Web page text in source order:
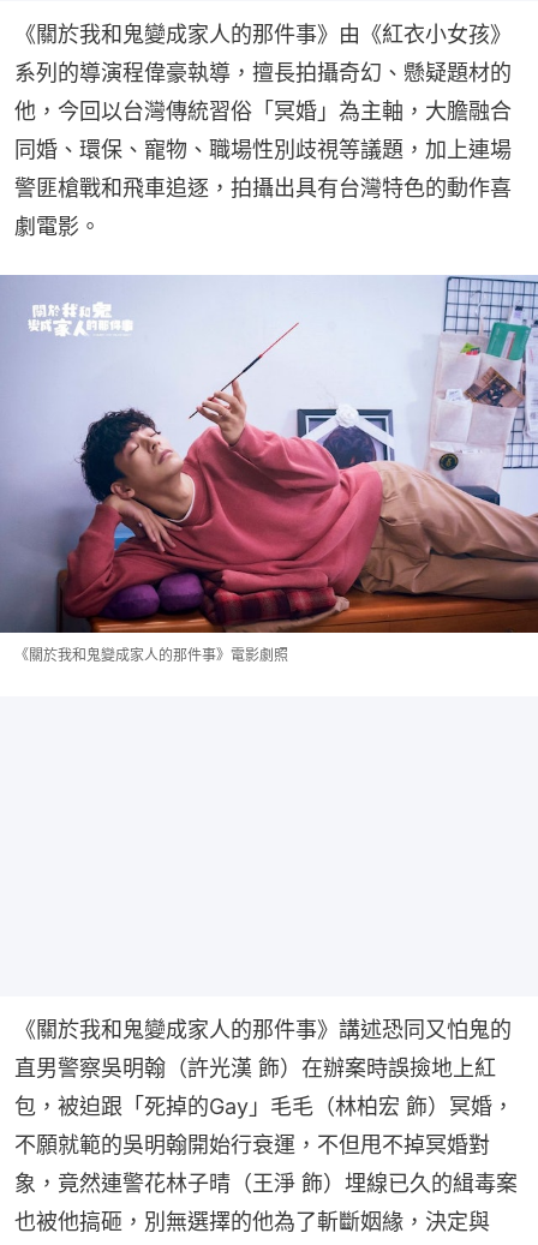
《關於我和鬼變成家人的那件事》由《紅衣小女孩》
系列的導演程偉豪執導，擅長拍攝奇幻、懸疑題材的
他，今回以台灣傳統習俗「冥婚」為主軸，大膽融合
同婚、環保、寵物、職場性別歧視等議題，加上連場
警匪槍戰和飛車追逐，拍攝出具有台灣特色的動作喜
劇電影。
《關於我和鬼變成家人的那件事》電影劇照
《關於我和鬼變成家人的那件事》講述恐同又怕鬼的
直男警察吳明翰（許光漢 飾）在辦案時誤撿地上紅
包，被迫跟「死掉的Gay」毛毛（林柏宏 飾）冥婚，
不願就範的吳明翰開始行衰運，不但甩不掉冥婚對
象，竟然連警花林子晴（王淨 飾）埋線已久的緝毒案
也被他搞砸，別無選擇的他為了斬斷姻緣，決定與